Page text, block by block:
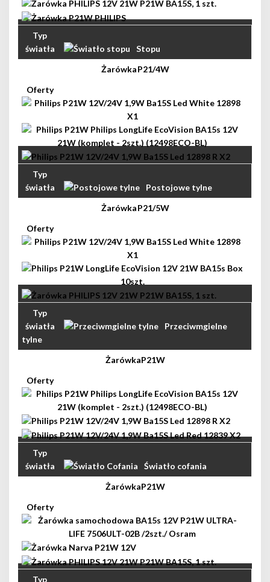
Stopu
P21/4W
Postojowe tylne
P21/5W
Przeciwmgielne
tylne
P21W
Światło cofania
P21W